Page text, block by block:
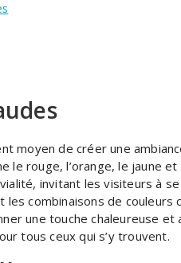
moyen de créer une
le rouge, l’orange, le jaune
invitant les visiteurs à
combinaisons de couleurs
une touche chaleureuse
tous ceux qui s’y trouvent.